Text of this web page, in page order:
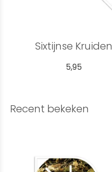
Sixtijnse Kruiden
5,95
Recent bekeken